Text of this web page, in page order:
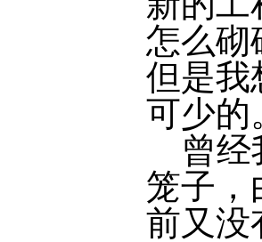
怎么砌
但是我
可少的
曾经
笼子，
前又没